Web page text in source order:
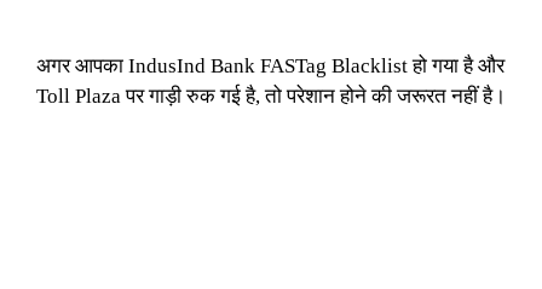
अगर आपका IndusInd Bank FASTag Blacklist हो गया है और
Toll Plaza पर गाड़ी रुक गई है, तो परेशान होने की जरूरत नहीं है।